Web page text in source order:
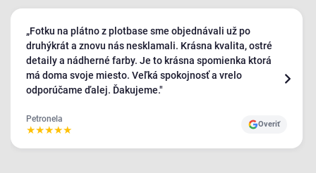
„Fotku na plátno z plotbase sme objednávali už po
druhýkrát a znovu nás nesklamali. Krásna kvalita, ostré
detaily a nádherné farby. Je to krásna spomienka ktorá
má doma svoje miesto. Veľká spokojnosť a vrelo
odporúčame ďalej. Ďakujeme."
Petronela
★★★★★ Overiť